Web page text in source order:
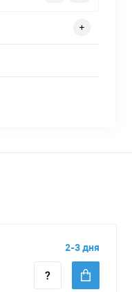
2-3 дня